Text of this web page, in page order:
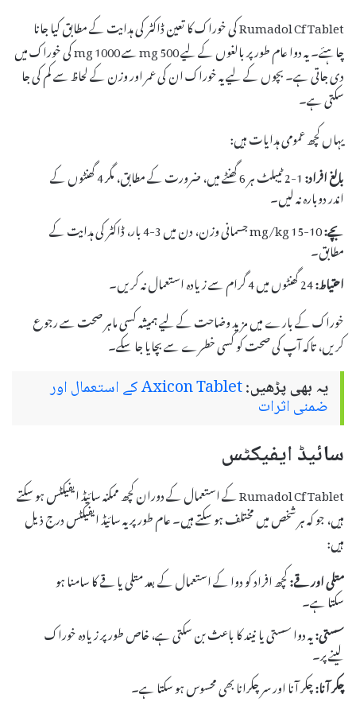
Rumadol Cf Tablet کی خوراک کا تعین ڈاکٹر کی ہدایت کے مطابق کیا جانا
چاہئے۔ یہ دوا عام طور پر بالغوں کے لیے 500 mg سے 1000 mg کی خوراک میں
دی جاتی ہے۔ بچوں کے لیے یہ خوراک ان کی عمر اور وزن کے لحاظ سے کم کی جا
سکتی ہے۔
یہاں کچھ عمومی ہدایات ہیں:
بالغ افراد:
1-2 ٹیبلٹ ہر 6 گھنٹے میں، ضرورت کے مطابق، مگر 4 گھنٹوں کے
اندر دوبارہ نہ لیں۔
بچے:
10-15 mg/kg جسمانی وزن، دن میں 3-4 بار، ڈاکٹر کی ہدایت کے
مطابق۔
احتیاط:
خوراک کے بارے میں مزید وضاحت کے لیے ہمیشہ کسی ماہر صحت سے رجوع
کریں، تاکہ آپ کی صحت کو کسی خطرے سے بچایا جا سکے۔
یہ بھی پڑھیں: Axicon Tablet کے استعمال اور
ضمنی اثرات
سائیڈ ایفیکٹس
Rumadol Cf Tablet کے استعمال کے دوران کچھ ممکنہ سائیڈ ایفیکٹس ہو سکتے
ہیں، جو کہ ہر شخص میں مختلف ہو سکتے ہیں۔ عام طور پر یہ سائیڈ ایفیکٹس درج ذیل
ہیں:
متلی اور قے:کچھ افراد کو دوا کے استعمال کے بعد متلی یا قے کا سامنا ہو
سکتا ہے۔
سستی:یہ دوا سستی یا نیند کا باعث بن سکتی ہے، خاص طور پر زیادہ خوراک
لینے پر۔
چکر آنا:چکر آنا اور سر چکرانا بھی محسوس ہو سکتا ہے۔